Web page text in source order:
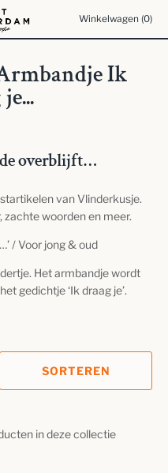
Winkelwagen (0)
Ik
overblijft…
van Vlinderkusje.
zachte woorden en meer.
/ Voor jong & oud
Het armbandje wordt
gedichtje ‘Ik draag je’.
SORTEREN
in deze collectie